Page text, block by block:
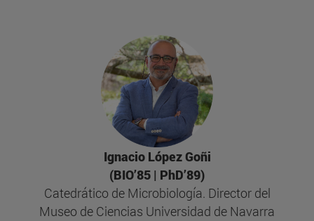
Ignacio López Goñi
(BIO’85 | PhD’89)
Catedrático de Microbiología. Director del
Museo de Ciencias Universidad de Navarra